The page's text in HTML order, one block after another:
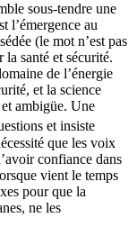
sous-tendre une
l’émergence au
(le mot n’est pas
santé et sécurité.
de l’énergie
et la science
ambigüe. Une
et insiste
que les voix
confiance dans
vient le temps
pour que la
ne les